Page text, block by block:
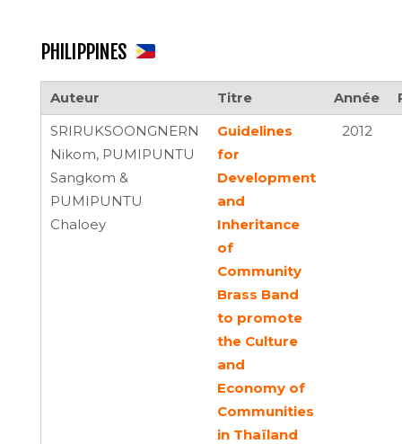
PHILIPPINES
Auteur Titre Année
SRIRUKSOONGNERN
Nikom, PUMIPUNTU
Sangkom &
PUMIPUNTU
Chaloey
Guidelines
for
Development
and
Inheritance
of
Community
Brass Band
to promote
the Culture
and
Economy of
Communities
in Thaïland
2012